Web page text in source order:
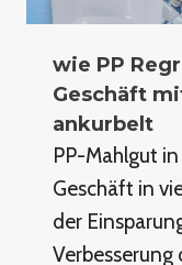
wie PP
Geschäft
ankurbelt
PP-Mahlgut
Geschäft in
der
Verbesserung